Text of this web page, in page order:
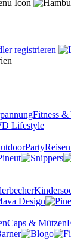
registrieren
Fitness &
PartyReisen
Caps & Mützen